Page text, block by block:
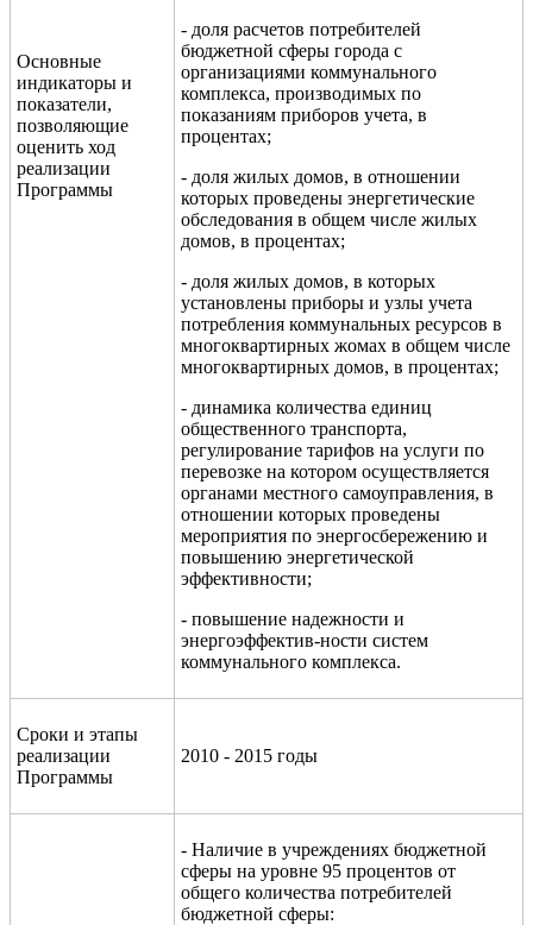
Основные
индикаторы и
показатели,
позволяющие
оценить ход
реализации
Программы
- доля расчетов потребителей
бюджетной сферы города с
организациями коммунального
комплекса, производимых по
показаниям приборов учета, в
процентах;
- доля жилых домов, в отношении
которых проведены энергетические
обследования в общем числе жилых
домов, в процентах;
- доля жилых домов, в которых
установлены приборы и узлы учета
потребления коммунальных ресурсов в
многоквартирных жомах в общем числе
многоквартирных домов, в процентах;
- динамика количества единиц
общественного транспорта,
регулирование тарифов на услуги по
перевозке на котором осуществляется
органами местного самоуправления, в
отношении которых проведены
мероприятия по энергосбережению и
повышению энергетической
эффективности;
- повышение надежности и
энергоэффектив-ности систем
коммунального комплекса.
Сроки и этапы
реализации
Программы
2010 - 2015 годы
- Наличие в учреждениях бюджетной
сферы на уровне 95 процентов от
общего количества потребителей
бюджетной сферы: